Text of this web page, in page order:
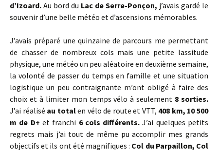
d’Izoard. Au bord du Lac de Serre-Ponçon, j’avais gardé le
souvenir d’une belle météo et d’ascensions mémorables.
J’avais préparé une quinzaine de parcours me permettant
de chasser de nombreux cols mais une petite lassitude
physique, une météo un peu aléatoire en deuxième semaine,
la volonté de passer du temps en famille et une situation
logistique un peu contraignante m’ont obligé à faire des
choix et à limiter mon temps vélo à seulement 8 sorties.
J’ai réalisé au totalen vélo de route et VTT, 408 km, 10 500
m de D+ et franchi 6 cols différents. J’ai quelques petits
regrets mais j’ai tout de même pu accomplir mes grands
objectifs et ils ont été magnifiques : Col du Parpaillon, Col